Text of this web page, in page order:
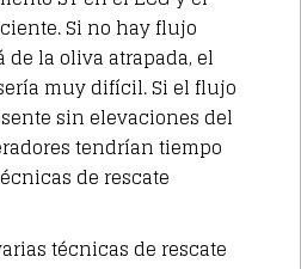
Si no hay flujo
de la oliva atrapada, el
muy difícil. Si el flujo
sin elevaciones del
tendrían tiempo
de rescate
técnicas de rescate